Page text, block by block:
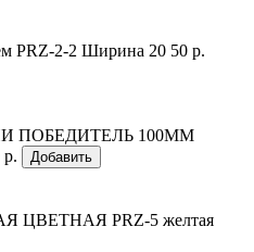
PRZ-2-2 Ширина 20 50 р.
ПОБЕДИТЕЛЬ 100ММ
р. Добавить
PRZ-5 желтая